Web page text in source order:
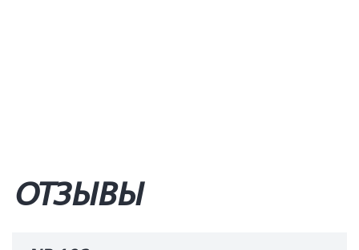
ОТЗЫВЫ